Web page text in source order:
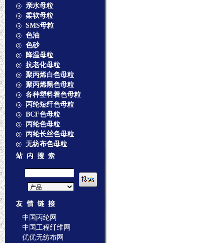
◎ 亲水母粒
◎ 柔软母粒
◎ SMS母粒
◎ 色油
◎ 色砂
◎
降温母粒
◎ 抗老化母粒
◎ 聚丙烯白色母粒
◎ 聚丙烯黑色母粒
◎ 各种塑料着色母粒
◎ 丙纶短纤色母粒
◎ BCF色母粒
◎ 丙纶色母粒
◎ 丙纶长丝色母粒
◎ 无纺布色母粒
中国丙纶网
中国工程纤维网
优优无纺布网